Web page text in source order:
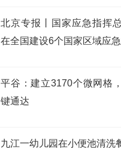
北京专报丨国家应急指挥
在全国建设6个国家区域应
平谷：建立3170个微网格
键通达
九江一幼儿园在小便池清洗